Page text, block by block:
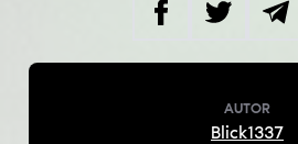
AUTOR
Blick1337